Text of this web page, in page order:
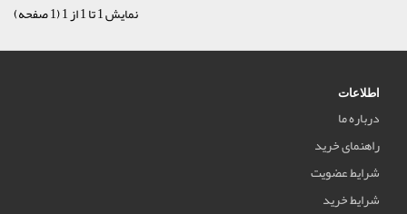
نمایش 1 تا 1 از 1 (1 صفحه)
اطلاعات
درباره ما
راهنمای خرید
شرایط عضویت
شرایط خرید